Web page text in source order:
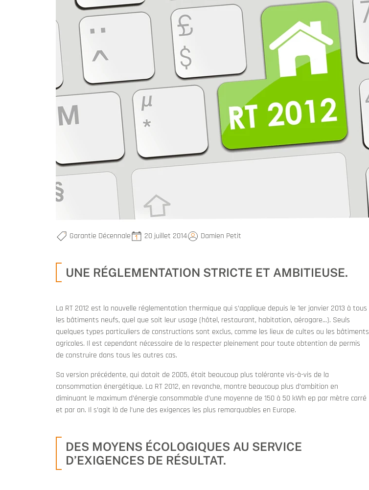
Garantie Décennale 20 juillet 2014 Damien Petit
UNE RÉGLEMENTATION STRICTE ET AMBITIEUSE.
La RT 2012 est la nouvelle réglementation thermique qui s’applique depuis le 1er janvier 2013 à tous
les bâtiments neufs, quel que soit leur usage (hôtel, restaurant, habitation, aérogare...). Seuls
quelques types particuliers de constructions sont exclus, comme les lieux de cultes ou les bâtiments
agricoles. Il est cependant nécessaire de la respecter pleinement pour toute obtention de permis
de construire dans tous les autres cas.
Sa version précédente, qui datait de 2005, était beaucoup plus tolérante vis-à-vis de la
consommation énergétique. La RT 2012, en revanche, montre beaucoup plus d’ambition en
diminuant le maximum d’énergie consommable d’une moyenne de 150 à 50 kWh ep par mètre carré
et par an. Il s’agit là de l’une des exigences les plus remarquables en Europe.
DES MOYENS ÉCOLOGIQUES AU SERVICE
D’EXIGENCES DE RÉSULTAT.